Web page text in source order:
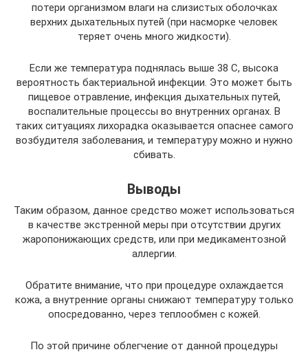
потери организмом влаги на слизистых оболочках
верхних дыхательных путей (при насморке человек
теряет очень много жидкости).
Если же температура поднялась выше 38 С, высока
вероятность бактериальной инфекции. Это может быть
пищевое отравление, инфекция дыхательных путей,
воспалительные процессы во внутренних органах. В
таких ситуациях лихорадка оказывается опаснее самого
возбудителя заболевания, и температуру можно и нужно
сбивать.
Выводы
Таким образом, данное средство может использоваться
в качестве экстренной меры при отсутствии других
жаропонижающих средств, или при медикаментозной
аллергии.
Обратите внимание, что при процедуре охлаждается
кожа, а внутренние органы снижают температуру только
опосредованно, через теплообмен с кожей.
По этой причине облегчение от данной процедуры